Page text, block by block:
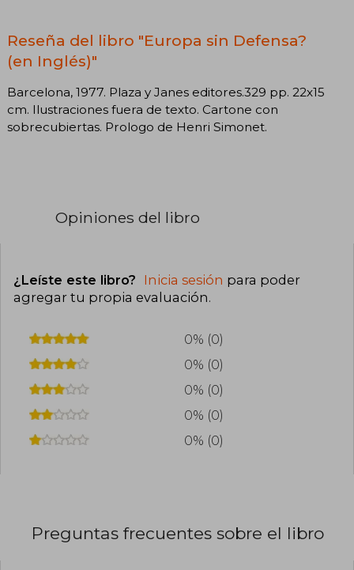
Reseña del libro "Europa sin Defensa?
(en Inglés)"
Barcelona, 1977. Plaza y Janes editores.329 pp. 22x15
cm. Ilustraciones fuera de texto. Cartone con
sobrecubiertas. Prologo de Henri Simonet.
Opiniones del libro
¿Leíste este libro? Inicia sesión para poder
agregar tu propia evaluación.
0% (0)
0% (0)
0% (0)
0% (0)
0% (0)
Preguntas frecuentes sobre el libro